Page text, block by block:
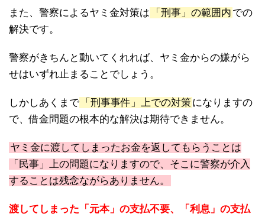
また、警察によるヤミ金対策は 「刑事」の範囲内 での
解決です。
警察がきちんと動いてくれれば、ヤミ金からの嫌がら
せはいずれ止まることでしょう。
しかしあくまで 「刑事事件」上での対策 になりますの
で、借金問題の根本的な解決は期待できません。
ヤミ金に渡してしまったお金を返してもらうことは
「民事」上の問題になりますので、そこに警察が介入
することは残念ながらありません。
渡してしまった「元本」の支払不要、「利息」の支払